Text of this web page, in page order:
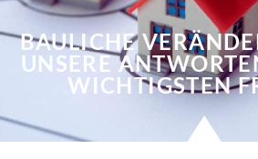
BAULICHE
UNSERE
WICHTIGSTEN